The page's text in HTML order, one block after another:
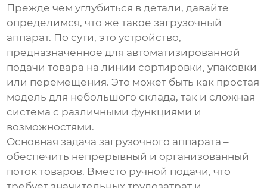
Прежде чем углубиться в детали, давайте
определимся, что же такоезагрузочный
аппарат. По сути, это устройство,
предназначенное для автоматизированной
подачи товара на линии сортировки, упаковки
или перемещения. Это может быть как простая
модель для небольшого склада, так и сложная
система с различными функциями и
возможностями.
Основная задачазагрузочного аппарата –
обеспечить непрерывный и организованный
поток товаров. Вместо ручной подачи, что